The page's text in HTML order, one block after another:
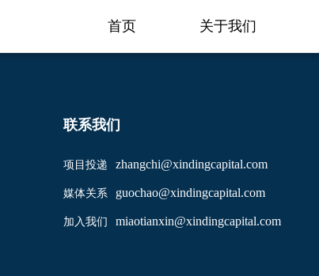
首页 关于我们
联系我们
项目投递 zhangchi@xindingcapital.com
媒体关系 guochao@xindingcapital.com
加入我们 miaotianxin@xindingcapital.com